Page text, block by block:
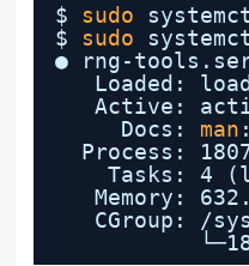
$ sudo
$ sudo
● rng-
Loaded:
Active:
Docs: man
Process:
Tasks: 4
Memory:
CGroup:
/